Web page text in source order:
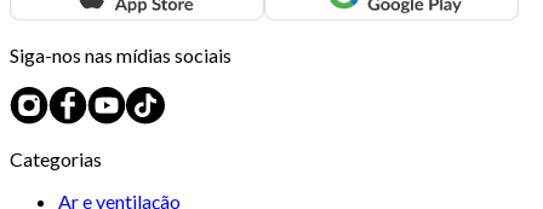
Siga-nos nas mídias sociais
Categorias
Ar e ventilação